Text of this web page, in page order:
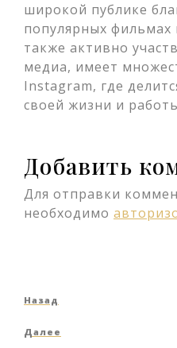
широкой публике
популярных фильмах
также активно
медиа, имеет
Instagram, где
своей жизни и
Добавить
Для отправки
необходимо
Навигация
по
Предыдущая
Назад
Следующая
Далее